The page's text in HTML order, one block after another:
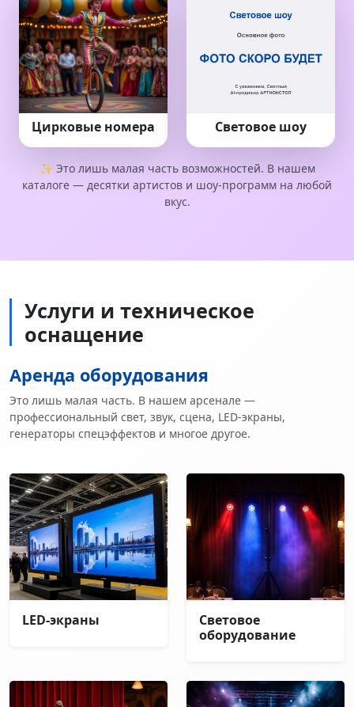
Цирковые номера Световое шоу
✨ Это лишь малая часть возможностей. В нашем
каталоге — десятки артистов и шоу‑программ на любой
вкус.
Услуги и техническое
оснащение
Аренда оборудования
Это лишь малая часть. В нашем арсенале —
профессиональный свет, звук, сцена, LED-экраны,
генераторы спецэффектов и многое другое.
LED-экраны
Световое
оборудование